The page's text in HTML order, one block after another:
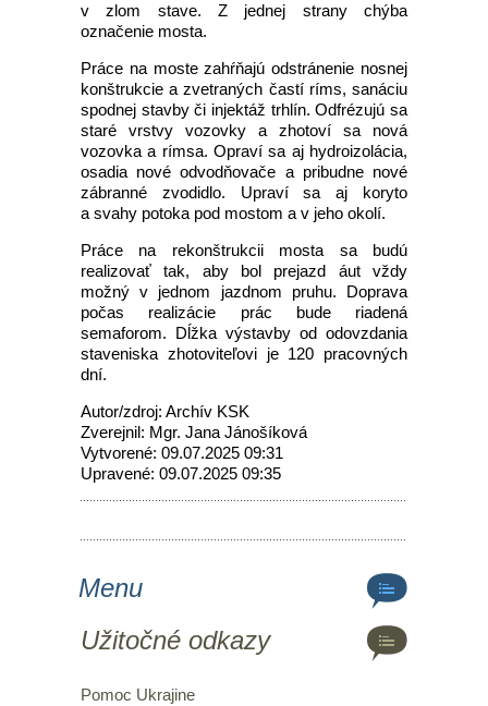
v zlom stave. Z jednej strany chýba
označenie mosta.
Práce na moste zahŕňajú odstránenie nosnej
konštrukcie a zvetraných častí ríms, sanáciu
spodnej stavby či injektáž trhlín. Odfrézujú sa
staré vrstvy vozovky a zhotoví sa nová
vozovka a rímsa. Opraví sa aj hydroizolácia,
osadia nové odvodňovače a pribudne nové
zábranné zvodidlo. Upraví sa aj koryto
a svahy potoka pod mostom a v jeho okolí.
Práce na rekonštrukcii mosta sa budú
realizovať tak, aby bol prejazd áut vždy
možný v jednom jazdnom pruhu. Doprava
počas realizácie prác bude riadená
semaforom. Dĺžka výstavby od odovzdania
staveniska zhotoviteľovi je 120 pracovných
dní.
Autor/zdroj: Archív KSK
Zverejnil: Mgr. Jana Jánošíková
Vytvorené: 09.07.2025 09:31
Upravené: 09.07.2025 09:35
Menu
Užitočné odkazy
Pomoc Ukrajine